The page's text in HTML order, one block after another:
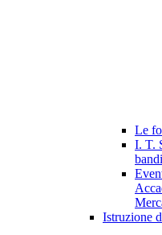
Le
I. T.
bandi
Istruzione